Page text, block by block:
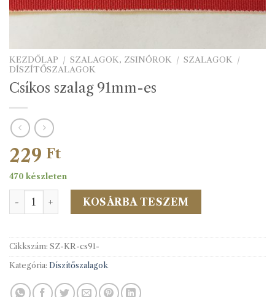
KEZDŐLAP / SZALAGOK, ZSINÓROK / SZALAGOK /
DÍSZÍTŐSZALAGOK
Csíkos szalag 91mm-es
229 Ft
470 készleten
Csíkos szalag 91mm-es mennyiség
KOSÁRBA TESZEM
Cikkszám: SZ-KR-cs91-
Kategória: Díszítőszalagok